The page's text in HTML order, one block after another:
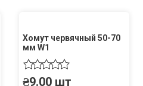
Хомут червячный 50-70
мм W1
₴9.00 шт